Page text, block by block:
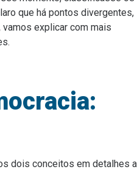
que há pontos divergentes,
explicar com mais
dois conceitos em detalhes a